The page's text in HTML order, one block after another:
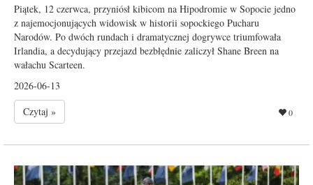
Piątek, 12 czerwca, przyniósł kibicom na Hipodromie w Sopocie jedno
z najemocjonujących widowisk w historii sopockiego Pucharu
Narodów. Po dwóch rundach i dramatycznej dogrywce triumfowała
Irlandia, a decydujący przejazd bezbłędnie zaliczył Shane Breen na
wałachu Scarteen.
2026-06-13
Czytaj »
0